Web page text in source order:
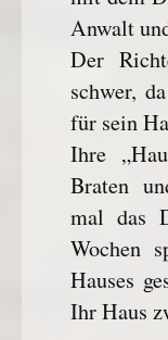
Anwalt
Der
schwer,
für sein
Ihre
Braten
mal das
Wochen
Hauses
Ihr Haus